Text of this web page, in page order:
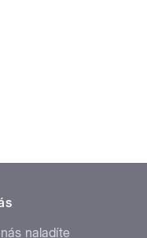
naladíte